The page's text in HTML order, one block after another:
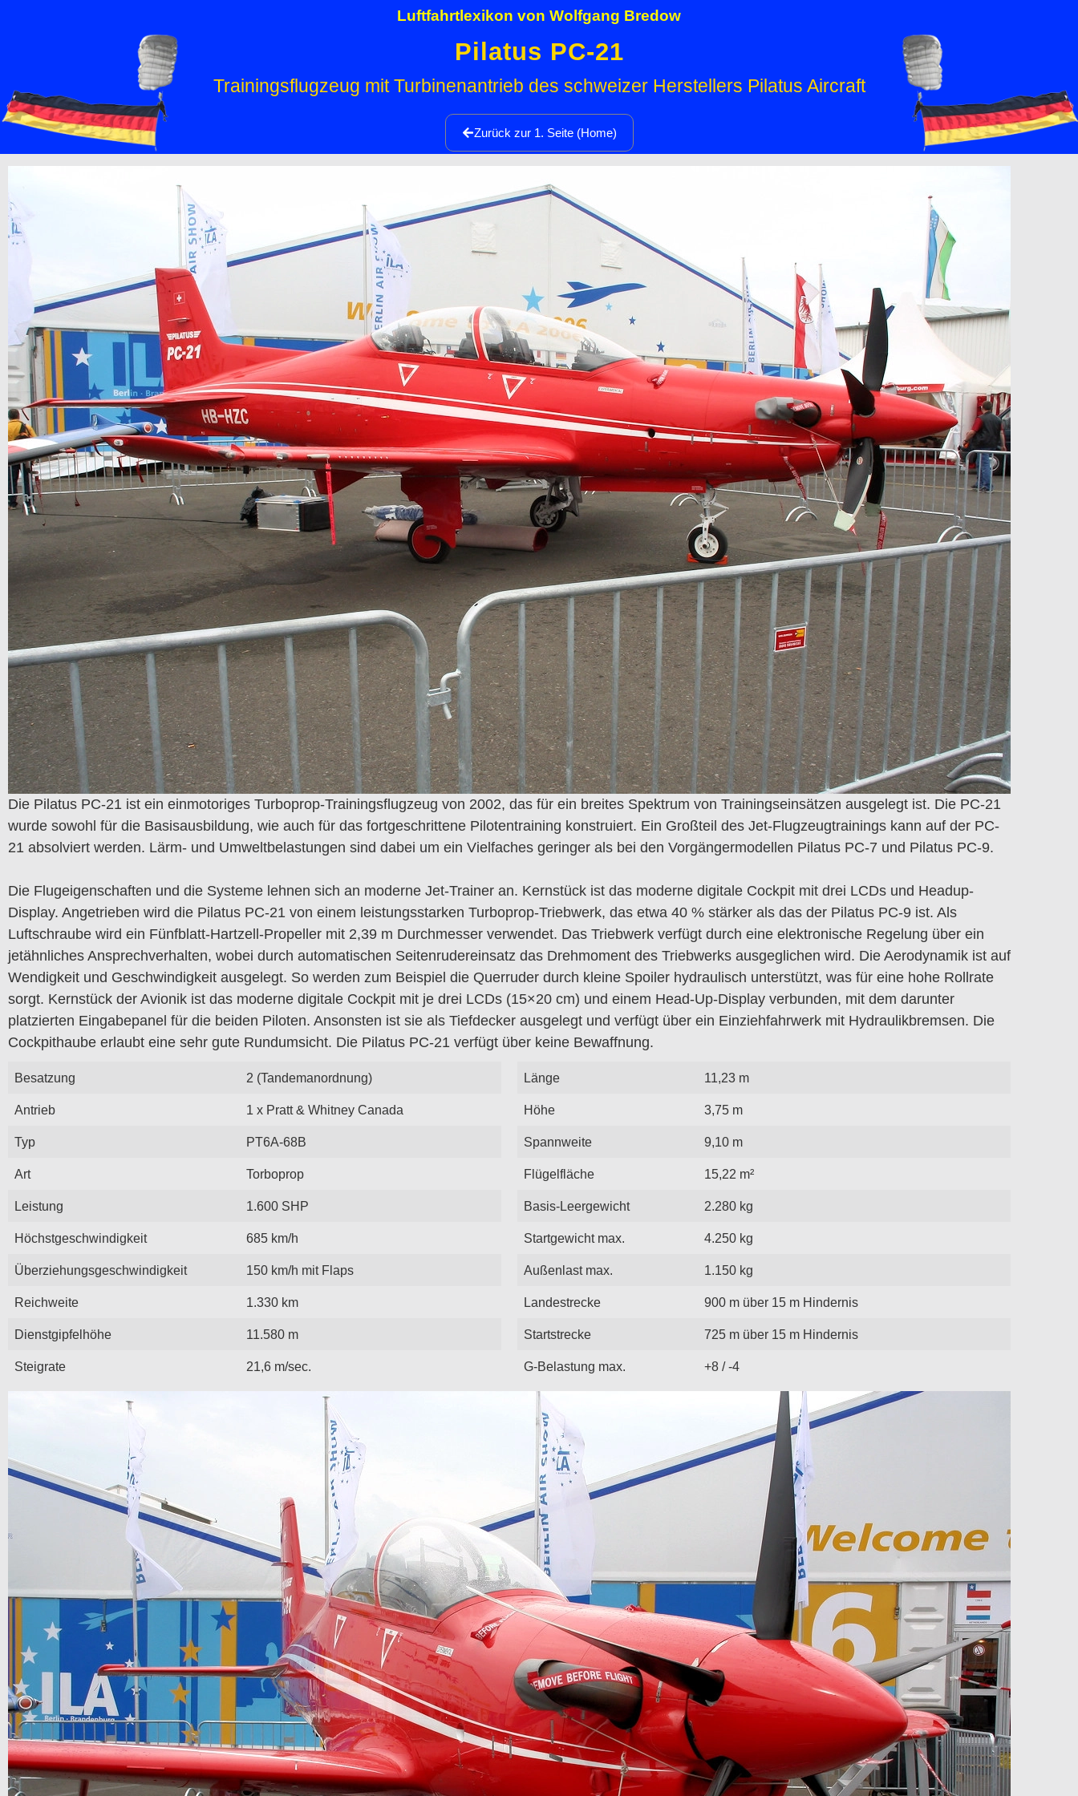
Luftfahrtlexikon von Wolfgang Bredow
Pilatus PC-21
Trainingsflugzeug mit Turbinenantrieb des schweizer Herstellers Pilatus Aircraft
Zurück zur 1. Seite (Home)
Die Pilatus PC-21 ist ein einmotoriges Turboprop-Trainingsflugzeug von 2002, das für ein breites Spektrum von Trainingseinsätzen ausgelegt ist. Die PC-21
wurde sowohl für die Basisausbildung, wie auch für das fortgeschrittene Pilotentraining konstruiert. Ein Großteil des Jet-Flugzeugtrainings kann auf der PC-
21 absolviert werden. Lärm- und Umweltbelastungen sind dabei um ein Vielfaches geringer als bei den Vorgängermodellen Pilatus PC-7 und Pilatus PC-9.
Die Flugeigenschaften und die Systeme lehnen sich an moderne Jet-Trainer an. Kernstück ist das moderne digitale Cockpit mit drei LCDs und Headup-
Display. Angetrieben wird die Pilatus PC-21 von einem leistungsstarken Turboprop-Triebwerk, das etwa 40 % stärker als das der Pilatus PC-9 ist. Als
Luftschraube wird ein Fünfblatt-Hartzell-Propeller mit 2,39 m Durchmesser verwendet. Das Triebwerk verfügt durch eine elektronische Regelung über ein
jetähnliches Ansprechverhalten, wobei durch automatischen Seitenrudereinsatz das Drehmoment des Triebwerks ausgeglichen wird. Die Aerodynamik ist auf
Wendigkeit und Geschwindigkeit ausgelegt. So werden zum Beispiel die Querruder durch kleine Spoiler hydraulisch unterstützt, was für eine hohe Rollrate
sorgt. Kernstück der Avionik ist das moderne digitale Cockpit mit je drei LCDs (15×20 cm) und einem Head-Up-Display verbunden, mit dem darunter
platzierten Eingabepanel für die beiden Piloten. Ansonsten ist sie als Tiefdecker ausgelegt und verfügt über ein Einziehfahrwerk mit Hydraulikbremsen. Die
Cockpithaube erlaubt eine sehr gute Rundumsicht. Die Pilatus PC-21 verfügt über keine Bewaffnung.
Besatzung 2 (Tandemanordnung)
Antrieb 1 x Pratt & Whitney Canada
Typ PT6A-68B
Art Torboprop
Leistung 1.600 SHP
Höchstgeschwindigkeit 685 km/h
Überziehungsgeschwindigkeit 150 km/h mit Flaps
Reichweite 1.330 km
Dienstgipfelhöhe 11.580 m
Steigrate 21,6 m/sec.
Länge 11,23 m
Höhe 3,75 m
Spannweite 9,10 m
Flügelfläche 15,22 m²
Basis-Leergewicht 2.280 kg
Startgewicht max. 4.250 kg
Außenlast max. 1.150 kg
Landestrecke 900 m über 15 m Hindernis
Startstrecke 725 m über 15 m Hindernis
G-Belastung max. +8 / -4